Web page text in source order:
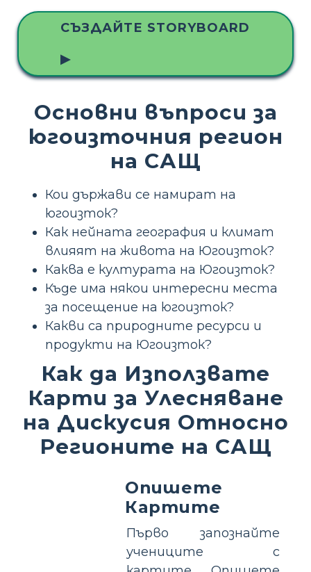
СЪЗДАЙТЕ STORYBOARD
▶
Основни въпроси за
югоизточния регион
на САЩ
Кои държави се намират на
югоизток?
Как нейната география и климат
влияят на живота на Югоизток?
Каква е културата на Югоизток?
Къде има някои интересни места
за посещение на югоизток?
Какви са природните ресурси и
продукти на Югоизток?
Как да Използвате
Карти за Улесняване
на Дискусия Относно
Регионите на САЩ
Опишете
Картите
Първо запознайте
учениците с